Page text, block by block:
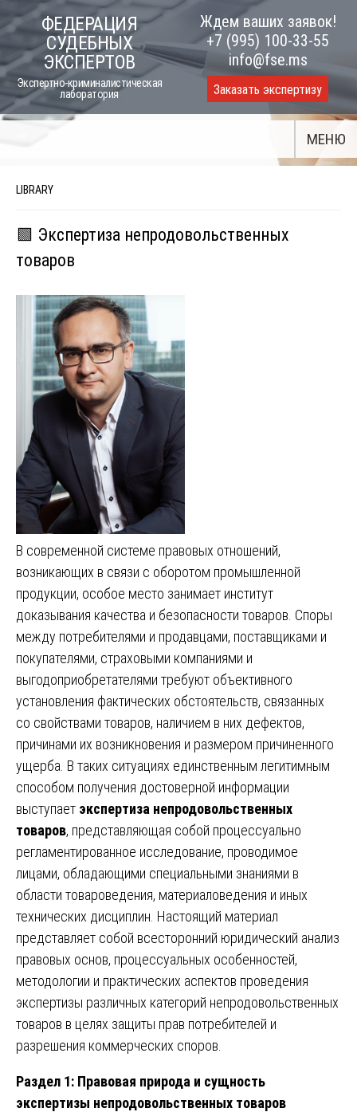
to
content
ФЕДЕРАЦИЯ
СУДЕБНЫХ
ЭКСПЕРТОВ
Экспертно-криминалистическая
лаборатория
Ждем ваших заявок!
+7 (995) 100-33-55
info@fse.ms
Заказать экспертизу
МЕНЮ
LIBRARY
🟩 Экспертиза непродовольственных
товаров
В современной системе правовых отношений,
возникающих в связи с оборотом промышленной
продукции, особое место занимает институт
доказывания качества и безопасности товаров. Споры
между потребителями и продавцами, поставщиками и
покупателями, страховыми компаниями и
выгодоприобретателями требуют объективного
установления фактических обстоятельств, связанных
со свойствами товаров, наличием в них дефектов,
причинами их возникновения и размером причиненного
ущерба. В таких ситуациях единственным легитимным
способом получения достоверной информации
выступает экспертиза непродовольственных
товаров, представляющая собой процессуально
регламентированное исследование, проводимое
лицами, обладающими специальными знаниями в
области товароведения, материаловедения и иных
технических дисциплин. Настоящий материал
представляет собой всесторонний юридический анализ
правовых основ, процессуальных особенностей,
методологии и практических аспектов проведения
экспертизы различных категорий непродовольственных
товаров в целях защиты прав потребителей и
разрешения коммерческих споров.
Раздел 1: Правовая природа и сущность
экспертизы непродовольственных товаров